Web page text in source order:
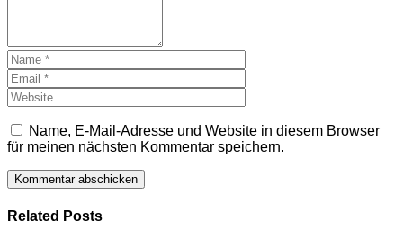
Name, E-Mail-Adresse und Website in diesem Browser
für meinen nächsten Kommentar speichern.
Related Posts